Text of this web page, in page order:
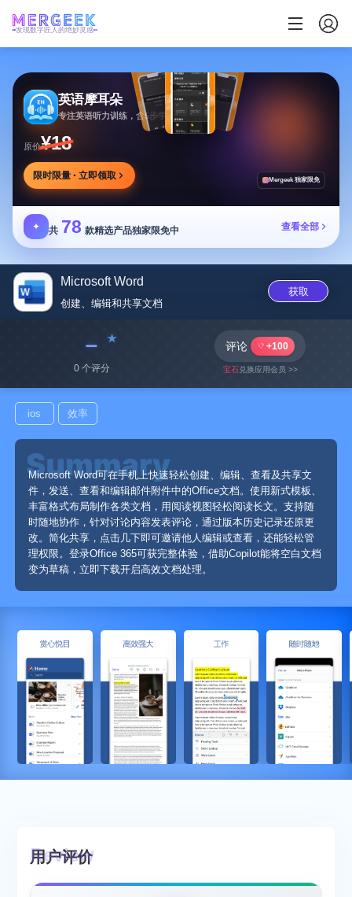
发现数字匠人的绝妙灵感
英语摩耳朵
原价¥18
限时限量 · 立即领取 Mergeek 独家限免
✦ 共 78 款精选产品独家限免中 查看全部
Microsoft Word
创建、编辑和共享文‪档‬
获取
﹣
0 个评分
评论 +100
宝石兑换应用会员 >>
ios 效率
Microsoft Word可在手机上快速轻松创建、编辑、查看及共享文
件，发送、查看和编辑邮件附件中的Office文档。使用新式模板、
丰富格式布局制作各类文档，用阅读视图轻松阅读长文。支持随
时随地协作，针对讨论内容发表评论，通过版本历史记录还原更
改。简化共享，点击几下即可邀请他人编辑或查看，还能轻松管
理权限。登录Office 365可获完整体验，借助Copilot能将空白文档
变为草稿，立即下载开启高效文档处理。
用户评价